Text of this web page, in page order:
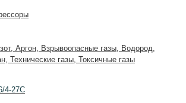
Аргон, Взрывоопасные газы, Водород,
Технические газы, Токсичные газы
4-27С